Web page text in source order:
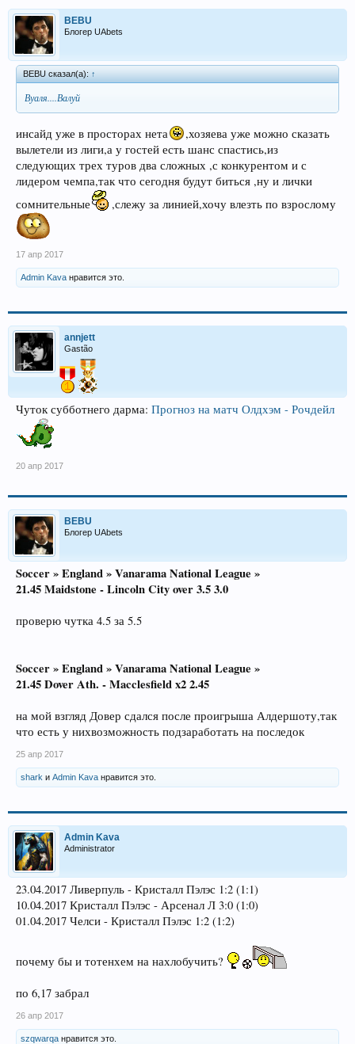
BEBU
Блогер UAbets
BEBU сказал(а): ↑
Вуаля....Валуй
инсайд уже в просторах нета
,хозяева уже можно сказать
вылетели из лиги,а у гостей есть шанс спастись,из
следующих трех туров два сложных ,с конкурентом и с
лидером чемпа,так что сегодня будут биться ,ну и лички
сомнительные
,слежу за линией,хочу влезть по взрослому
17 апр 2017
Admin Kava нравится это.
annjett
Gastão
Чуток субботнего дарма: Прогноз на матч Олдхэм - Рочдейл
20 апр 2017
BEBU
Блогер UAbets
Soccer » England » Vanarama National League »
21.45 Maidstone - Lincoln City over 3.5 3.0
проверю чутка 4.5 за 5.5
Soccer » England » Vanarama National League »
21.45 Dover Ath. - Macclesfield x2 2.45
на мой взгляд Довер сдался после проигрыша Алдершоту,так
что есть у нихвозможность подзаработать на последок
25 апр 2017
shark и Admin Kava нравится это.
Admin Kava
Administrator
23.04.2017 Ливерпуль - Кристалл Пэлэс 1:2 (1:1)
10.04.2017 Кристалл Пэлэс - Арсенал Л 3:0 (1:0)
01.04.2017 Челси - Кристалл Пэлэс 1:2 (1:2)
почему бы и тотенхем на нахлобучить?
по 6,17 забрал
26 апр 2017
szqwarqa нравится это.